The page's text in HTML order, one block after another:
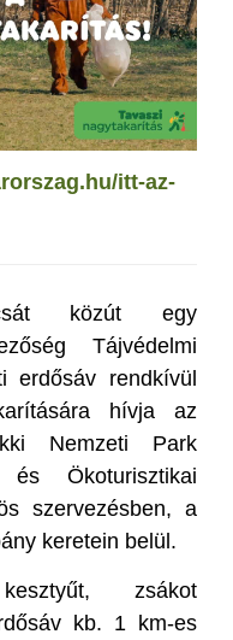
itt-az-
közút egy
Tájvédelmi
erdősáv rendkívül
hívja az
Nemzeti Park
Ökoturisztikai
szervezésben, a
keretein belül.
zsákot
kb. 1 km-es